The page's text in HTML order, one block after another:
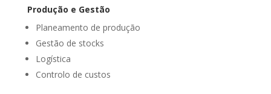
Produção e Gestão
Planeamento de produção
Gestão de stocks
Logística
Controlo de custos